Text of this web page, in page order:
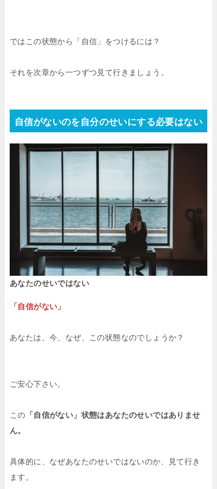
ではこの状態から「自信」をつけるには？
それを次章から一つずつ見て行きましょう。
自信がないのを自分のせいにする必要はない
あなたのせいではない
「自信がない」
あなたは、今、なぜ、この状態なのでしょうか？
ご安心下さい。
この 「自信がない」状態はあなたのせいではありませ
ん。
具体的に、なぜあなたのせいではないのか、見て行き
ます。